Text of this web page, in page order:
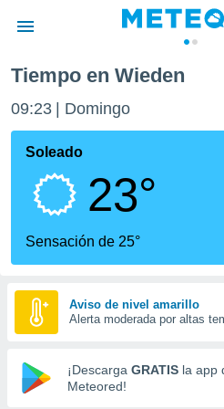
de
ha sido
calidad.
a este
las
y
forma
digital
basada
Tiempo en Wieden
09:23 Domingo
Soleado
23°
Sensación de 25°
Aviso de nivel amarillo
Alerta moderada por altas
¡Descarga GRATIS la app
Meteored!